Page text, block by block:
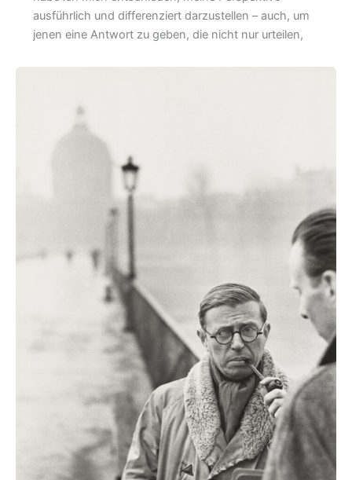
ausführlich und differenziert darzustellen – auch, um
jenen eine Antwort zu geben, die nicht nur urteilen,